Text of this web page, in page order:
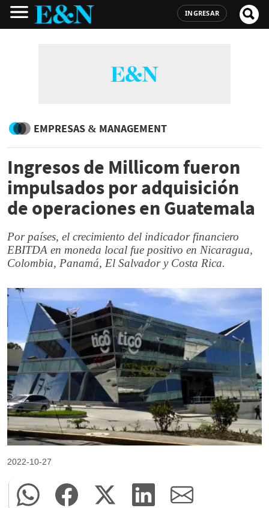
INGRESAR
EMPRESAS & MANAGEMENT
Ingresos de Millicom fueron
impulsados por adquisición
de operaciones en Guatemala
Por países, el crecimiento del indicador financiero
EBITDA en moneda local fue positivo en Nicaragua,
Colombia, Panamá, El Salvador y Costa Rica.
2022-10-27